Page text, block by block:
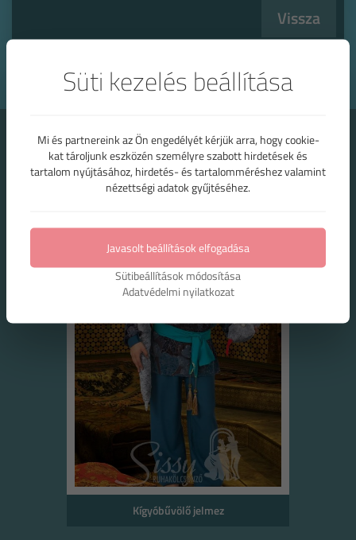
Vissza
Kapcsolódó termékek
Kígyóbűvölő jelmez
Süti kezelés beállítása
Mi és partnereink az Ön engedélyét kérjük arra, hogy cookie-
kat tároljunk eszközén személyre szabott hirdetések és
tartalom nyújtásához, hirdetés- és tartalomméréshez valamint
nézettségi adatok gyűjtéséhez.
Javasolt beállítások elfogadása
Sütibeállítások módosítása
Adatvédelmi nyilatkozat